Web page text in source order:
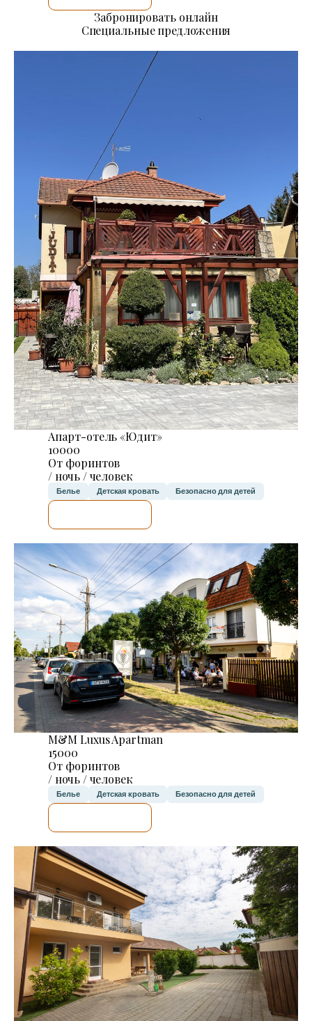
Забронировать онлайн
Специальные предложения
Апарт-отель «Юдит»
10000
От форинтов
/ ночь / человек
Белье Детская кровать Безопасно для детей
M&M Luxus Apartman
15000
От форинтов
/ ночь / человек
Белье Детская кровать Безопасно для детей